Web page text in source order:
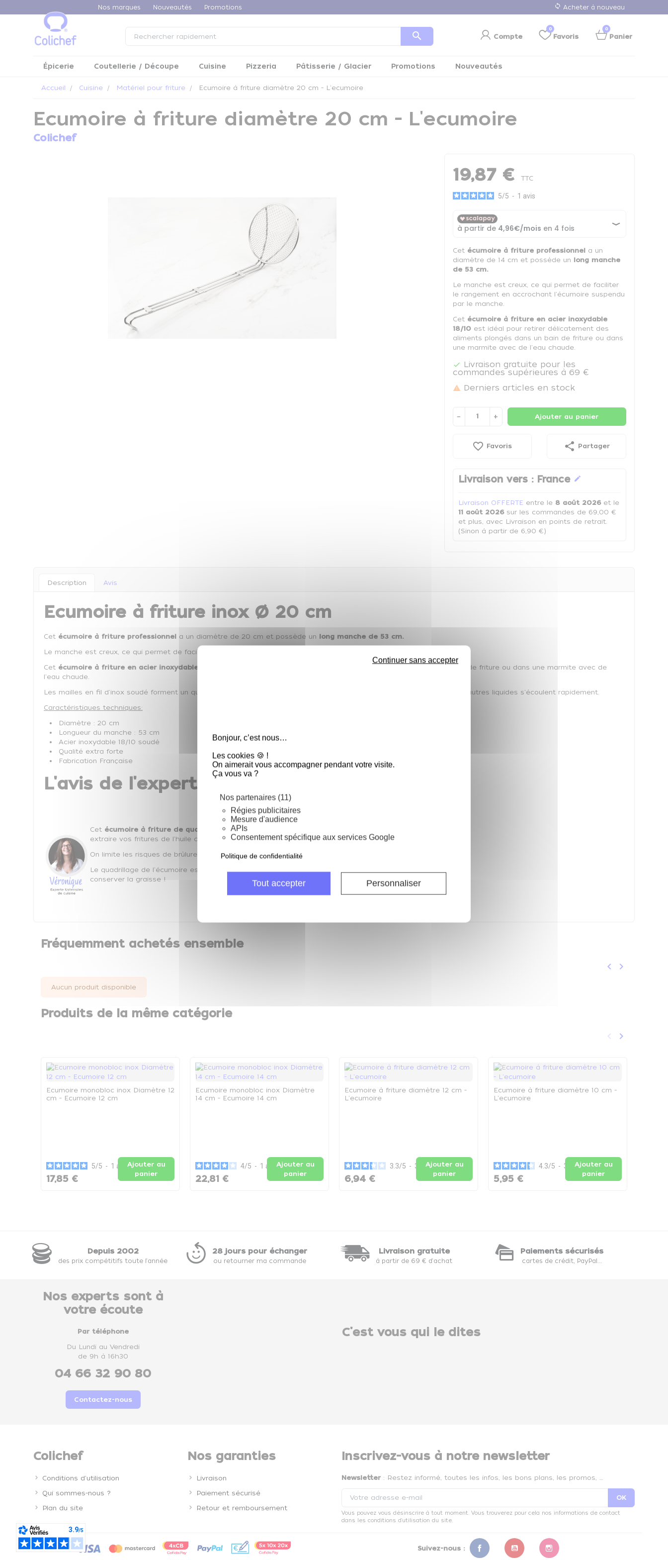
Panneau de gestion des cookies
Bonjour, c’est nous…
Les cookies 🍪 !
On aimerait vous accompagner pendant votre visite.
Ça vous va ?
Nos partenaires (11)
Régies publicitaires
Mesure d'audience
APIs
Consentement spécifique aux services Google
Tout accepter
Continuer sans accepter
Personnaliser
Politique de confidentialité
Nos marques Nouveautés Promotions loop Acheter à nouveau
search Compte
0
Favoris
0
Panier
Épicerie Coutellerie / Découpe Cuisine Pizzeria Pâtisserie / Glacier Promotions Nouveautés
Accueil Cuisine Matériel pour friture Ecumoire à friture diamètre 20 cm - L'ecumoire
Ecumoire à friture diamètre 20 cm - L'ecumoire
Colichef
19,87 € TTC
5/5 - 1 avis
Cet écumoire à friture professionnel a un
diamètre de 14 cm et possède un long manche
de 53 cm.
Le manche est creux, ce qui permet de faciliter
le rangement en accrochant l'écumoire suspendu
par le manche.
Cet écumoire à friture en acier inoxydable
18/10est idéal pour retirer délicatement des
aliments plongés dans un bain de friture ou dans
une marmite avec de l'eau chaude.

Livraison gratuite pour les
commandes supérieures à 69 €
 Derniers articles en stock
− + Ajouter au panier
favorite_border Favoris share Partager
Livraison vers : France edit
Livraison OFFERTE entre le 8 août 2026et le
11 août 2026sur les commandes de 69,00 €
et plus, avec Livraison en points de retrait.
(Sinon à partir de 6,90 €)
Description Avis
Ecumoire à friture inox Ø 20 cm
Cet écumoire à friture professionnel a un diamètre de 20 cm et possède un long manche de 53 cm.
Le manche est creux, ce qui permet de faciliter le rangement en accrochant l'écumoire suspendu par le manche.
Cet écumoire à friture en acier inoxydable 18/10
est idéal pour retirer délicatement des aliments plongés dans un bain de friture ou dans une marmite avec de
l'eau chaude.
Les mailles en fil d'inox soudé forment un quadrillage très pratique pour attraper et égoutter les fritures car l'huile et les autres liquides s'écoulent rapidement.
Caractéristiques techniques:
Diamètre : 20 cm
Longueur du manche : 53 cm
Acier inoxydable 18/10 soudé
Qualité extra forte
Fabrication Française
L'avis de l'expert Colichef :
Cet écumoire à friture de qualité professionnelle
extraire vos fritures de l'huile chaude avec délicatesse.
On limite les risques de brûlure grâce à son long manche.
Le quadrillage de l'écumoire est bien adapté pour saisir les aliments sans
conserver la graisse !
Fréquemment achetés ensemble
Précédent
keyboard_arrow_left Suivant
keyboard_arrow_right
Aucun produit disponible
Produits de la même catégorie
Précédent
keyboard_arrow_left Suivant
keyboard_arrow_right
Ecumoire monobloc inox Diamètre 12
cm - Ecumoire 12 cm
5/5 - 1 avis
17,85 €
Ajouter au
panier
Ecumoire monobloc inox Diamètre
14 cm - Ecumoire 14 cm
4/5 - 1 avis
22,81 €
Ajouter au
panier
Ecumoire à friture diamètre 12 cm -
L'ecumoire
3.3/5 - 3 avis
6,94 €
Ajouter au
panier
Ecumoire à friture diamètre 10 cm -
L'ecumoire
4.3/5 - 3 avis
5,95 €
Ajouter au
panier
Depuis 2002
des prix compétitifs toute l'année
28 jours pour échanger
ou retourner ma commande
Livraison gratuite
à partir de 69 € d'achat
Paiements sécurisés
cartes de crédit, PayPal...
Nos experts sont à
votre écoute
Par téléphone
Du Lundi au Vendredi
de 9h à 16h30
04 66 32 90 80
Contactez-nous
C'est vous qui le dites
Colichef
Conditions d'utilisation
Qui sommes-nous ?
Plan du site
Nos garanties
Livraison
Paiement sécurisé
Retour et remboursement
Inscrivez-vous à notre newsletter
Newsletter : Restez informé, toutes les infos, les bons plans, les promos, …
Vous pouvez vous désinscrire à tout moment. Vous trouverez pour cela nos informations de contact
dans les conditions d'utilisation du site.
Suivez-nous :